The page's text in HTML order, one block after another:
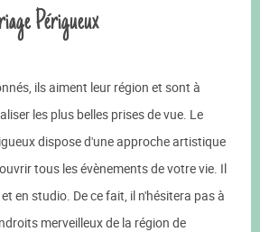
Périgueux
ils aiment leur région et sont à
les plus belles prises de vue. Le
dispose d'une approche artistique
tous les évènements de votre vie. Il
en studio. De ce fait, il n'hésitera pas à
merveilleux de la région de